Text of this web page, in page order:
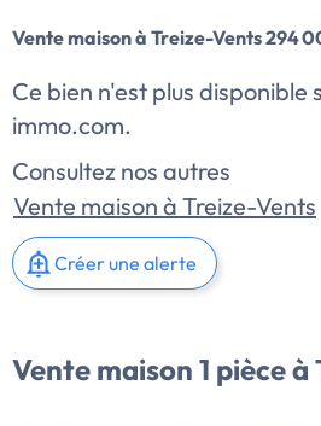
Vente maison à Treize-Vents 294
Ce bien n'est plus
immo.com.
Consultez nos autres
Vente maison à Treize-Vents
Créer une alerte
Vente maison 1 pièce